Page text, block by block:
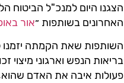
הצגנו היום למנכ"ל הביטוח
האחרונים בשותפות ״אור
בריאות הנפש וארגוני מיצוי
פעולות איבה את האדם שהוא,